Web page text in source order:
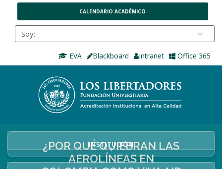
CALENDARIO ACADÉMICO
EVA Blackboard Intranet Office 365
INSTITUCIÓN
+
¿POR QUÉ QUIEBRAN LAS
AEROLÍNEAS EN